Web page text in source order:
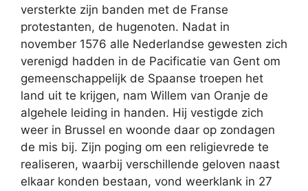
versterkte zijn banden met de Franse
protestanten, de hugenoten. Nadat in
november 1576 alle Nederlandse gewesten zich
verenigd hadden in de Pacificatie van Gent om
gemeenschappelijk de Spaanse troepen het
land uit te krijgen, nam Willem van Oranje de
algehele leiding in handen. Hij vestigde zich
weer in Brussel en woonde daar op zondagen
de mis bij. Zijn poging om een religievrede te
realiseren, waarbij verschillende geloven naast
elkaar konden bestaan, vond weerklank in 27